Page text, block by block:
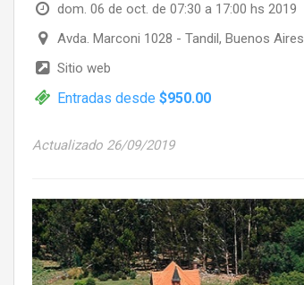
dom. 06 de oct. de 07:30 a 17:00 hs 2019
Avda. Marconi 1028 - Tandil, Buenos Aires
Sitio web
Entradas desde $950.00
Actualizado 26/09/2019